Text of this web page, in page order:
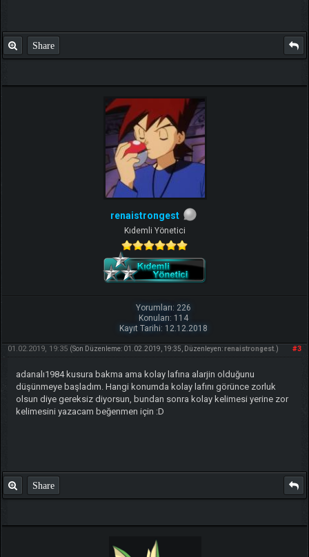
Share
renaistrongest
Kıdemli Yönetici
Yorumları: 226
Konuları: 114
Kayıt Tarihi: 12.12.2018
#3
01.02.2019, 19:35 (Son Düzenleme: 01.02.2019, 19:35, Düzenleyen:renaistrongest.)
adanalı1984 kusura bakma ama kolay lafına alarjin olduğunu
düşünmeye başladım. Hangi konumda kolay lafını görünce zorluk
olsun diye gereksiz diyorsun, bundan sonra kolay kelimesi yerine zor
kelimesini yazacam beğenmen için :D
Share